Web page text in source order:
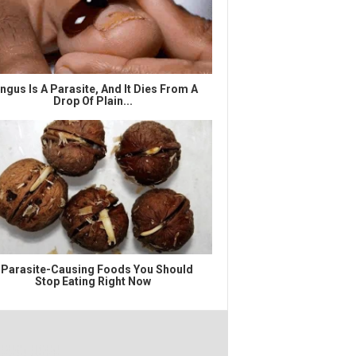
Is A Parasite, And It Dies From A
Drop Of Plain...
Causing Foods You Should
Stop Eating Right Now